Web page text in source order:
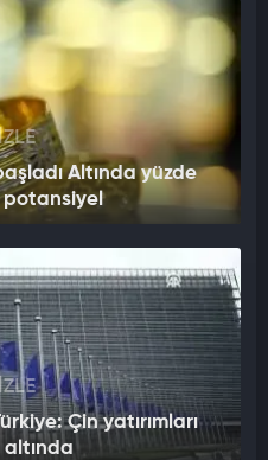
Altında yüzde
potansiyel
Çin yatırımları
altında